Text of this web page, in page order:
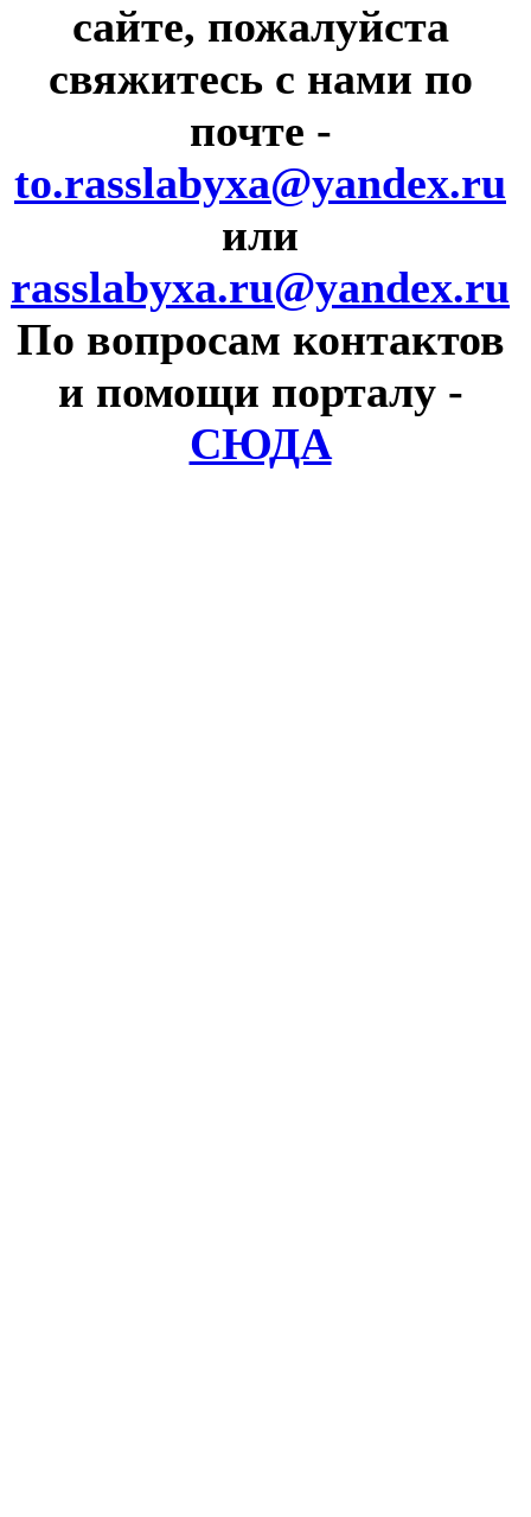
сайте, пожалуйста
свяжитесь с нами по
почте -
to.rasslabyxa@yandex.ru
или
rasslabyxa.ru@yandex.ru
По вопросам контактов
и помощи порталу -
СЮДА